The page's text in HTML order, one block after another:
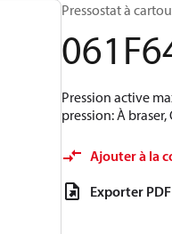
Pressostat à
Pression active
pression: À
Ajouter à la
Exporter PDF